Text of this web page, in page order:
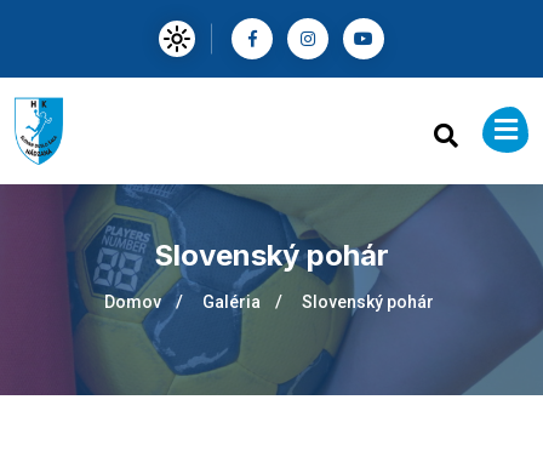
Slovenský pohár
Domov Galéria Slovenský pohár